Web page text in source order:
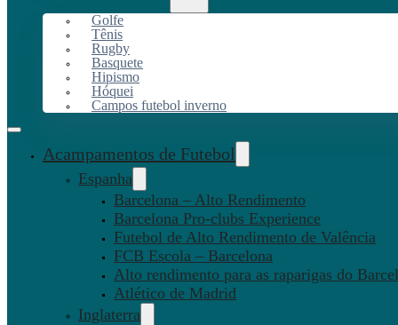
Golfe
Tênis
Rugby
Basquete
Hipismo
Hóquei
Campos futebol inverno
Acampamentos de Futebol
Espanha
Barcelona – Alto Rendimento
Barcelona Pro-clubs Experience
Futebol de Alto Rendimento de Valência
FCB Escola – Barcelona
Alto rendimento para as raparigas do
Atlético de Madrid
Inglaterra